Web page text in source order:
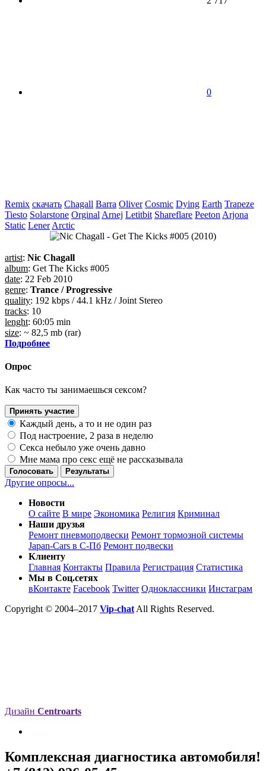
0
Remix скачать Chagall Barra Oliver Cosmic Dying Earth Trapeze
Tiesto Solarstone Orginal Arnej Letitbit Shareflare Peeton Arjona
Static Lener Arctic
artist: Nic Chagall
album: Get The Kicks #005
date: 22 Feb 2010
genre: Trance / Progressive
quality: 192 kbps / 44.1 kHz / Joint Stereo
tracks: 10
lenght: 60:05 min
size: ~ 82,5 mb (rar)
Подробнее
Опрос
Как часто ты занимаешься сексом?
Принять участие
Каждый день, а то и не один раз
Под настроение, 2 раза в неделю
Секса небыло уже очень давно
Мне мама про секс ещё не рассказывала
Голосовать Результаты
Другие опросы...
Новости
О сайте В мире Экономика Религия Криминал
Наши друзья
Ремонт пневмоподвески Ремонт тормозной системы
Japan-Cars в С-Пб Ремонт подвески
Клиенту
Главная Контакты Правила Регистрация Статистика
Мы в Соц.сетях
вКонтакте Facebook Twitter Одноклассники Инстаграм
Copyright © 2004–2017 Vip-chat All Rights Reserved.
Дизайн Centroarts
Комплексная диагностика автомобиля!